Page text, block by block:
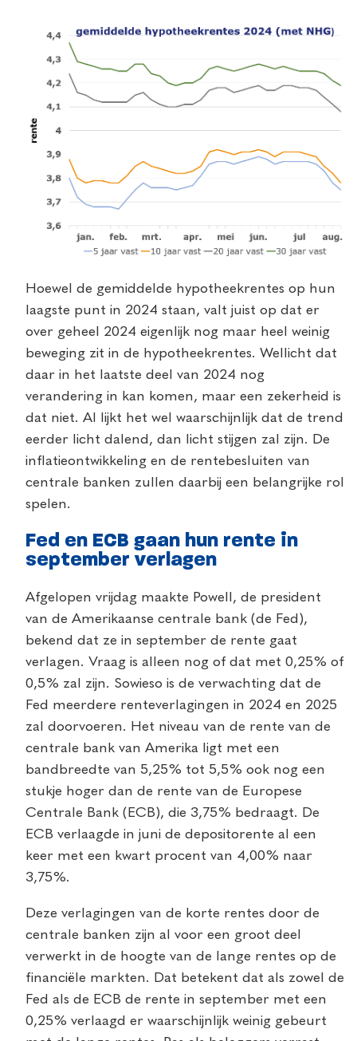
Hoewel de gemiddelde hypotheekrentes op hun
laagste punt in 2024 staan, valt juist op dat er
over geheel 2024 eigenlijk nog maar heel weinig
beweging zit in de hypotheekrentes. Wellicht dat
daar in het laatste deel van 2024 nog
verandering in kan komen, maar een zekerheid is
dat niet. Al lijkt het wel waarschijnlijk dat de trend
eerder licht dalend, dan licht stijgen zal zijn. De
inflatieontwikkeling en de rentebesluiten van
centrale banken zullen daarbij een belangrijke rol
spelen.
Fed en ECB gaan hun rente in
september verlagen
Afgelopen vrijdag maakte Powell, de president
van de Amerikaanse centrale bank (de Fed),
bekend dat ze in september de rente gaat
verlagen. Vraag is alleen nog of dat met 0,25% of
0,5% zal zijn. Sowieso is de verwachting dat de
Fed meerdere renteverlagingen in 2024 en 2025
zal doorvoeren. Het niveau van de rente van de
centrale bank van Amerika ligt met een
bandbreedte van 5,25% tot 5,5% ook nog een
stukje hoger dan de rente van de Europese
Centrale Bank (ECB), die 3,75% bedraagt. De
ECB verlaagde in juni de depositorente al een
keer met een kwart procent van 4,00% naar
3,75%.
Deze verlagingen van de korte rentes door de
centrale banken zijn al voor een groot deel
verwerkt in de hoogte van de lange rentes op de
financiële markten. Dat betekent dat als zowel de
Fed als de ECB de rente in september met een
0,25% verlaagd er waarschijnlijk weinig gebeurt